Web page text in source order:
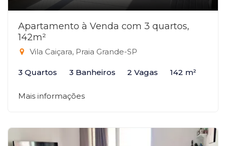
Apartamento à Venda com 3 quartos,
142m²
Vila Caiçara, Praia Grande-SP
3 Quartos 3 Banheiros 2 Vagas 142 m²
Mais informações